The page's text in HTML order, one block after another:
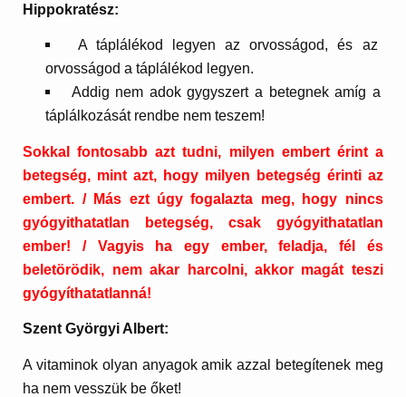
Hippokratész:
A táplálékod legyen az orvosságod, és az
orvosságod a táplálékod legyen.
Addig nem adok gygyszert a betegnek amíg a
táplálkozását rendbe nem teszem!
Sokkal fontosabb azt tudni, milyen embert érint a
betegség, mint azt, hogy milyen betegség érinti az
embert. / Más ezt úgy fogalazta meg, hogy nincs
gyógyithatatlan betegség, csak gyógyithatatlan
ember! / Vagyis ha egy ember, feladja, fél és
beletörödik, nem akar harcolni, akkor magát teszi
gyógyíthatatlanná!
Szent Györgyi Albert:
A vitaminok olyan anyagok amik azzal betegítenek meg
ha nem vesszük be őket!